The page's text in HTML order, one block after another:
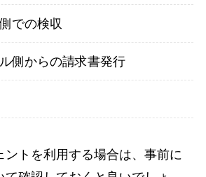
での検収
側からの請求書発行
ントを利用する場合は、事前に